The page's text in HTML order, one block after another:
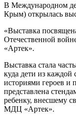
В Международном
Крым) открылась
«Выставка
Отечественной
«Артек».
Выставка стала
куда дети из каждой
историями героев и
представлена
ребенку, внесшему
МДЦ «Артек».